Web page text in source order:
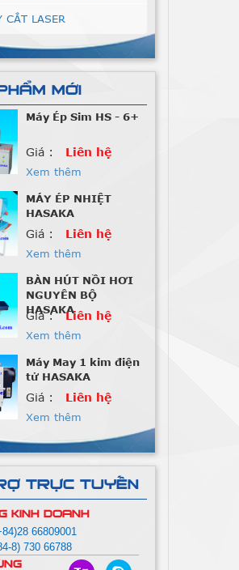
CẮT LASER
MỚI
Máy Ép Sim HS - 6+
Giá : Liên hệ
Xem thêm
MÁY ÉP NHIỆT
HASAKA
Giá : Liên hệ
Xem thêm
BÀN HÚT NỒI HƠI
NGUYÊN BỘ
HASAKA
Giá : Liên hệ
Xem thêm
Máy May 1 kim điện
tử HASAKA
Giá : Liên hệ
Xem thêm
Máy Nhồi Lông Vũ
Giá : Liên hệ
Xem thêm
Máy Nhồi Lông Vũ
Liên hệ
TRỰC TUYẾN
KINH DOANH
66809001
8) 730 66788